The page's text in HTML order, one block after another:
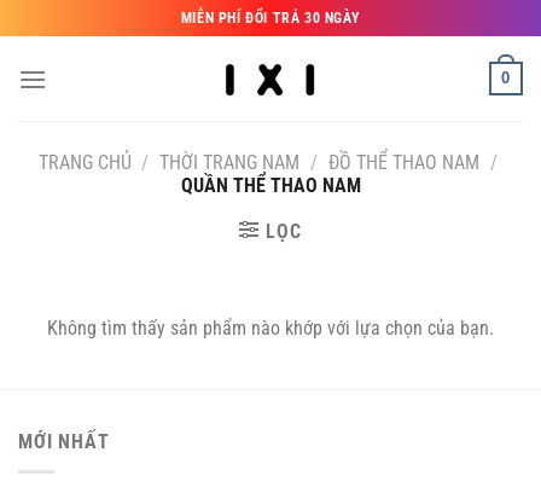
qua
nội
MIỄN PHÍ ĐỔI TRẢ 30 NGÀY
0
TRANG CHỦ / THỜI TRANG NAM / ĐỒ THỂ THAO NAM /
QUẦN THỂ THAO NAM
LỌC
Không tìm thấy sản phẩm nào khớp với lựa chọn của bạn.
MỚI NHẤT